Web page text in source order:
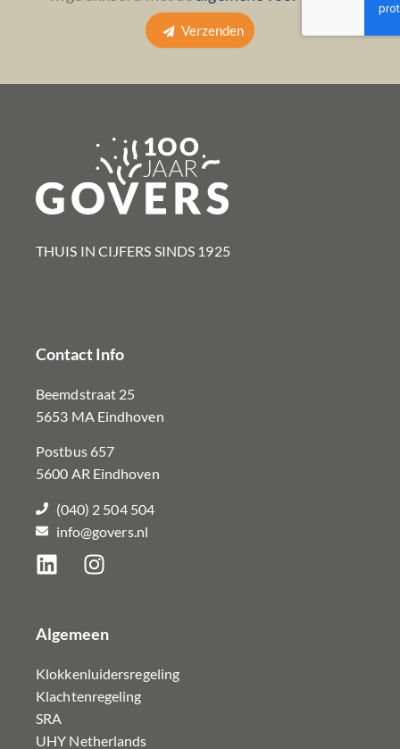
Verzenden
THUIS IN CIJFERS SINDS 1925​
Contact Info
Beemdstraat 25
5653 MA Eindhoven
Postbus 657
5600 AR Eindhoven
(040) 2 504 504
info@govers.nl
Algemeen
Klokkenluidersregeling
Klachtenregeling
SRA
UHY Netherlands